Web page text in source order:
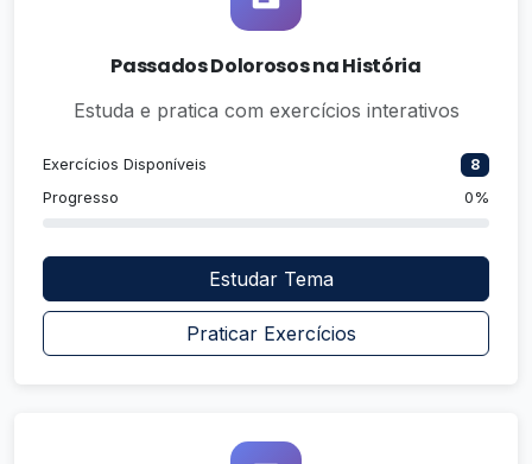
Passados Dolorosos na História
Estuda e pratica com exercícios interativos
Exercícios Disponíveis
8
Progresso
0%
Estudar Tema
Praticar Exercícios